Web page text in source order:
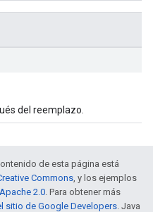
del reemplazo.
de esta página está
Commons, y los ejemplos
2.0. Para obtener más
sitio de Google Developers. Java